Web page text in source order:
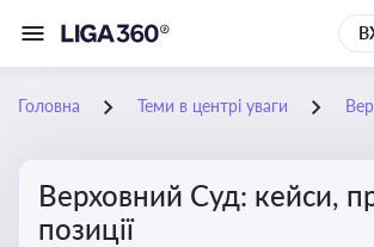
Головна Теми в центрі уваги
Верховний Суд: кейси,
позиції